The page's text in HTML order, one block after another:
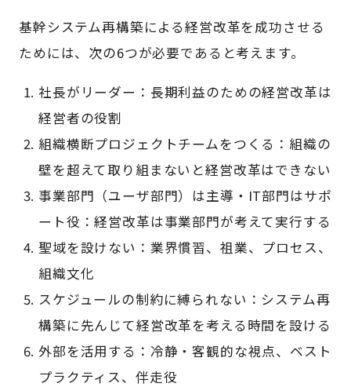
基幹システム再構築による経営改革を成功させる
ためには、次の6つが必要であると考えます。
社長がリーダー：長期利益のための経営改革は
経営者の役割
組織横断プロジェクトチームをつくる：組織の
壁を超えて取り組まないと経営改革はできない
事業部門（ユーザ部門）は主導・IT部門はサポ
ート役：経営改革は事業部門が考えて実行する
聖域を設けない：業界慣習、祖業、プロセス、
組織文化
スケジュールの制約に縛られない：システム再
構築に先んじて経営改革を考える時間を設ける
外部を活用する：冷静・客観的な視点、ベスト
プラクティス、伴走役